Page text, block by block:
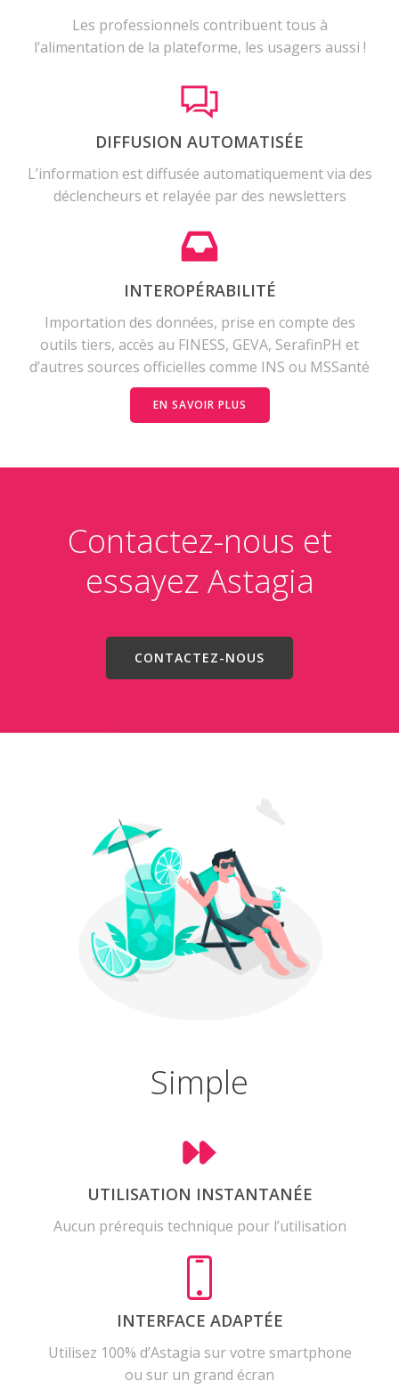
Les professionnels contribuent tous à
l’alimentation de la plateforme, les usagers aussi !
DIFFUSION AUTOMATISÉE
L’information est diffusée automatiquement via des
déclencheurs et relayée par des newsletters
INTEROPÉRABILITÉ
Importation des données, prise en compte des
outils tiers, accès au FINESS, GEVA, SerafinPH et
d’autres sources officielles comme INS ou MSSanté
EN SAVOIR PLUS
Contactez-nous et
essayez Astagia
CONTACTEZ-NOUS
Simple
UTILISATION INSTANTANÉE
Aucun prérequis technique pour l’utilisation
INTERFACE ADAPTÉE
Utilisez 100% d’Astagia sur votre smartphone
ou sur un grand écran